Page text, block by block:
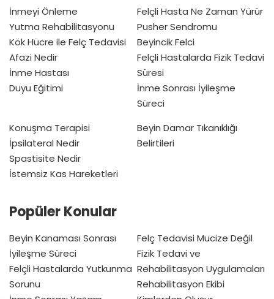
İnmeyi Önleme
Yutma Rehabilitasyonu
Kök Hücre ile Felç Tedavisi
Afazi Nedir
İnme Hastası
Duyu Eğitimi
Felçli Hasta Ne Zaman Yürür
Pusher Sendromu
Beyincik Felci
Felçli Hastalarda Fizik Tedavi
Süresi
İnme Sonrası İyileşme
Süreci
Konuşma Terapisi
İpsilateral Nedir
Spastisite Nedir
İstemsiz Kas Hareketleri
Beyin Damar Tıkanıklığı
Belirtileri
Popüler Konular
Beyin Kanaması Sonrası
İyileşme Süreci
Felçli Hastalarda Yutkunma
Sorunu
Felç Tedavisi Mucize Değil
Fizik Tedavi ve
Rehabilitasyon Uygulamaları
Rehabilitasyon Ekibi